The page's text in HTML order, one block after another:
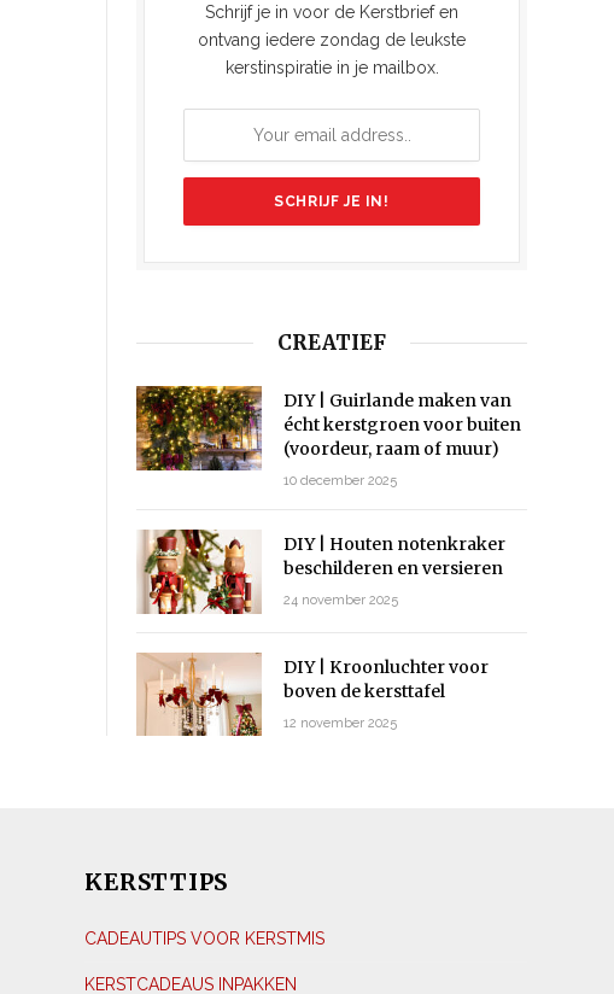
Schrijf je in voor de Kerstbrief en
ontvang iedere zondag de leukste
kerstinspiratie in je mailbox.
CREATIEF
DIY | Guirlande maken van
écht kerstgroen voor buiten
(voordeur, raam of muur)
10 december 2025
DIY | Houten notenkraker
beschilderen en versieren
24 november 2025
DIY | Kroonluchter voor
boven de kersttafel
12 november 2025
KERSTTIPS
CADEAUTIPS VOOR KERSTMIS
KERSTCADEAUS INPAKKEN